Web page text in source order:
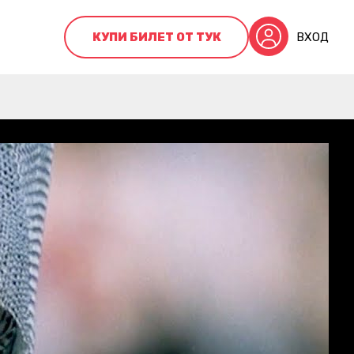
КУПИ БИЛЕТ ОТ ТУК ВХОД